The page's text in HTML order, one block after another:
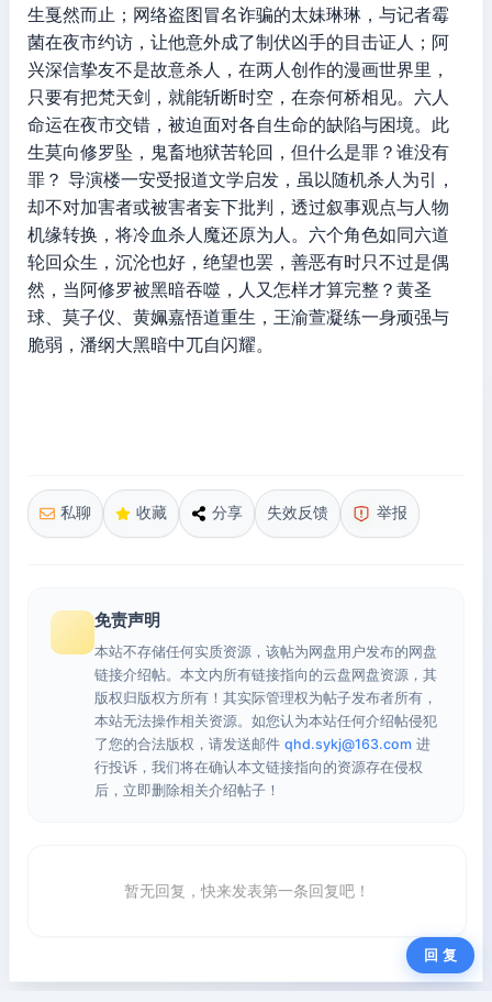
生戛然而止；网络盗图冒名诈骗的太妹琳琳，与记者霉
菌在夜市约访，让他意外成了制伏凶手的目击证人；阿
兴深信挚友不是故意杀人，在两人创作的漫画世界里，
只要有把梵天剑，就能斩断时空，在奈何桥相见。六人
命运在夜市交错，被迫面对各自生命的缺陷与困境。此
生莫向修罗坠，鬼畜地狱苦轮回，但什么是罪？谁没有
罪？ 导演楼一安受报道文学启发，虽以随机杀人为引，
却不对加害者或被害者妄下批判，透过叙事观点与人物
机缘转换，将冷血杀人魔还原为人。六个角色如同六道
轮回众生，沉沦也好，绝望也罢，善恶有时只不过是偶
然，当阿修罗被黑暗吞噬，人又怎样才算完整？黄圣
球、莫子仪、黄姵嘉悟道重生，王渝萱凝练一身顽强与
脆弱，潘纲大黑暗中兀自闪耀。
私聊 收藏 分享 失效反馈 举报
免责声明
本站不存储任何实质资源，该帖为网盘用户发布的网盘
链接介绍帖。本文内所有链接指向的云盘网盘资源，其
版权归版权方所有！其实际管理权为帖子发布者所有，
本站无法操作相关资源。如您认为本站任何介绍帖侵犯
了您的合法版权，请发送邮件 qhd.sykj@163.com 进
行投诉，我们将在确认本文链接指向的资源存在侵权
后，立即删除相关介绍帖子！
暂无回复，快来发表第一条回复吧！
回 复